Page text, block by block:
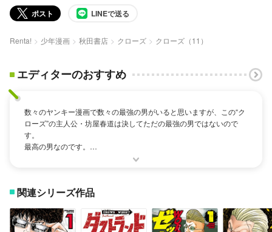
ポスト LINEで送る
Renta! 少年漫画 秋田書店 クローズ クローズ（11）
エディターのおすすめ
数々のヤンキー漫画で数々の最強の男がいると思いますが、この“ク
ローズ”の主人公・坊屋春道は決してただの最強の男ではないので
す。
最高の男なのです。
ケンカやら争いやらただの荒くれ者の漫画のように感じるかもしれ
彼らの暴力的且つ粗暴な行動に関しては決してイイと言えるもので
いところにある心の強さなのだと思います。
関連シリーズ作品